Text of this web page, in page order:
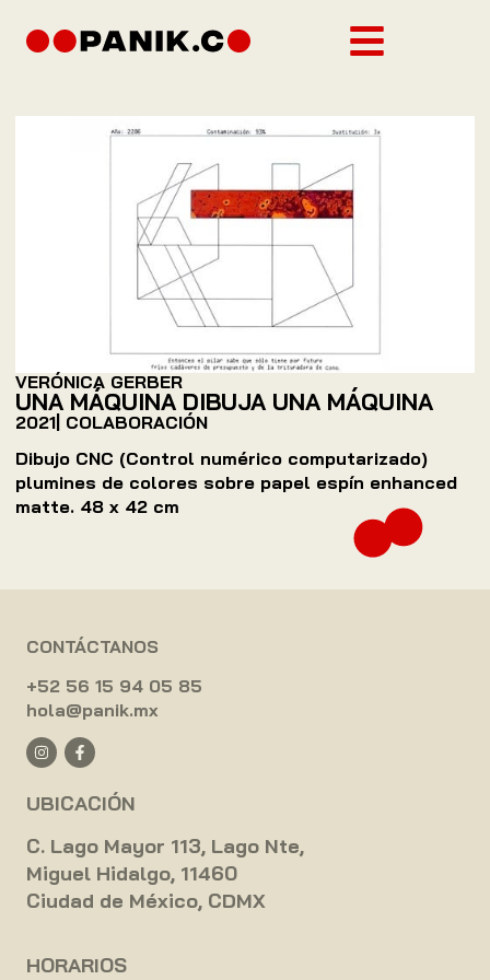
VERÓNICA GERBER
UNA MÁQUINA DIBUJA UNA MÁQUINA
2021 | COLABORACIÓN
Dibujo CNC (Control numérico computarizado)
plumines de colores sobre papel espín enhanced
matte. 48 x 42 cm
CONTÁCTANOS
+52 56 15 94 05 85
hola@panik.mx
UBICACIÓN
C. Lago Mayor 113, Lago Nte,
Miguel Hidalgo, 11460
Ciudad de México, CDMX
HORARIOS